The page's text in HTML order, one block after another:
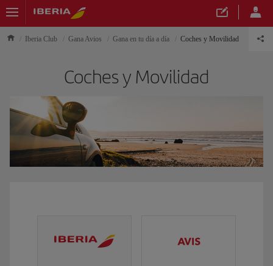
Iberia Club Gana Avios Gana en tu día a día Coches y Movilidad
Coches y Movilidad